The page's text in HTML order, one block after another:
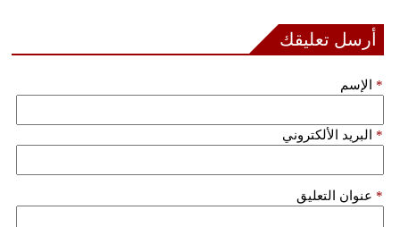
أرسل تعليقك
الإسم *
البريد الألكتروني *
عنوان التعليق *